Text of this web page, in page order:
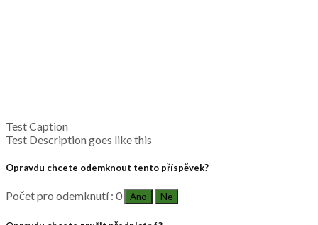
Test Caption
Test Description goes like this
Opravdu chcete odemknout tento příspěvek?
Počet pro odemknutí : 0 Ano Ne